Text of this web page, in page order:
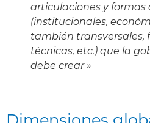
articulaciones y formas
(institucionales,
también transversales,
técnicas, etc.) que la
debe crear »